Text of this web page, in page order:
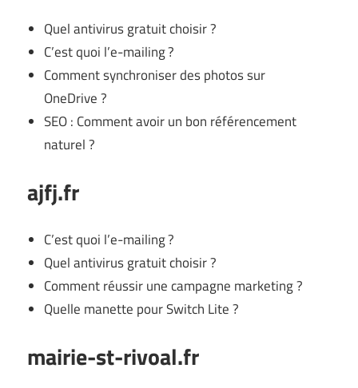
Quel antivirus gratuit choisir ?
C’est quoi l’e-mailing ?
Comment synchroniser des photos sur
OneDrive ?
SEO : Comment avoir un bon référencement
naturel ?
ajfj.fr
C’est quoi l’e-mailing ?
Quel antivirus gratuit choisir ?
Comment réussir une campagne marketing ?
Quelle manette pour Switch Lite ?
mairie-st-rivoal.fr